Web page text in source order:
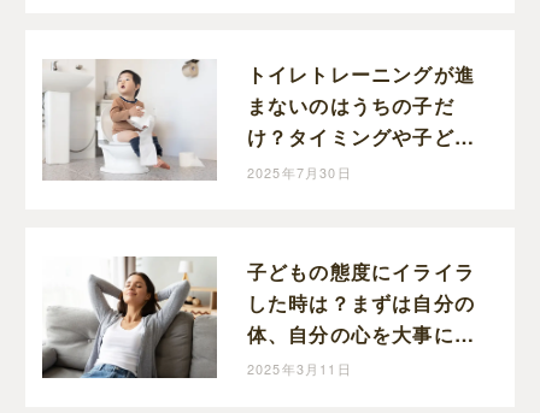
トイレトレーニングが進
まないのはうちの子だ
け？タイミングや子ども
の「真似力」を活用して
2025年7月30日
子どもの態度にイライラ
した時は？まずは自分の
体、自分の心を大事にす
ることが大切です。
2025年3月11日